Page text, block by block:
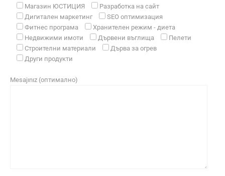
Магазин ЮСТИЦИЯ
Разработка на сайт
Дигитален маркетинг
SEO оптимизация
Фитнес програма
Хранителен режим - диета
Недвижими имоти
Дървени въглища
Пелети
Строителни материали
Дърва за огрев
Други продукти
Mesajınız (оптимално)